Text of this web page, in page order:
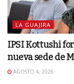
LA GUAJIRA
IPSI Kottushi
nueva sede de
AGOSTO 4, 2026